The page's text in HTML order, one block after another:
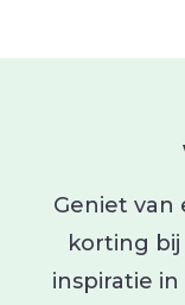
Geniet van
korting
inspiratie